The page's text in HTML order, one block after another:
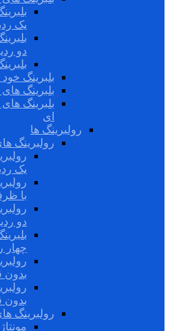
یک
دو
بلبرینگ
بلبرینگ
بلبرینگ
ای
رولبرینگ ها
رولبرینگ
یک
با
دو
چهار
بدون
بدون
رولبرینگ